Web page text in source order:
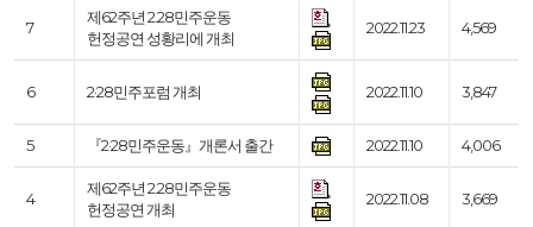
7
제62주년 2.28민주운동
헌정공연 성황리에 개최
2022.11.23 4,569
6 2·28민주포럼 개최 2022.11.10 3,847
5 『2·28민주운동』개론서 출간 2022.11.10 4,006
4
제62주년 2.28민주운동
헌정공연 개최
2022.11.08 3,669